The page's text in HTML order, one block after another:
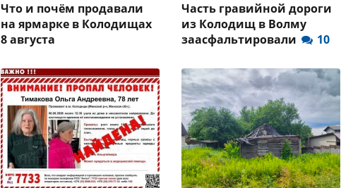
Что и почём продавали
на ярмарке в Колодищах
8 августа
Часть гравийной дороги
из Колодищ в Волму
заасфальтировали
10